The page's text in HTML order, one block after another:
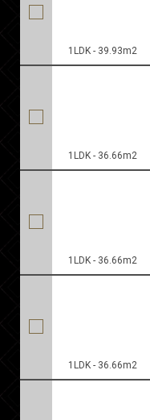
1LDK - 39.93m2
1LDK - 36.66m2
1LDK - 36.66m2
1LDK - 36.66m2